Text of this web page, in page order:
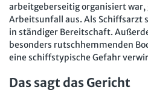
arbeitgeberseitig organisiert war,
Arbeitsunfall aus. Als Schiffsarzt
in ständiger Bereitschaft.
besonders rutschhemmenden
eine schiffstypische Gefahr
Das sagt das Gericht